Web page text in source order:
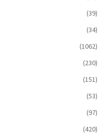
(39)
(34)
(1062)
(230)
(151)
(53)
(97)
(420)